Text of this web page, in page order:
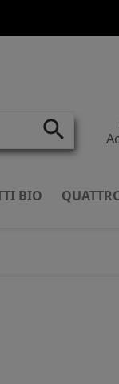
search
BIO